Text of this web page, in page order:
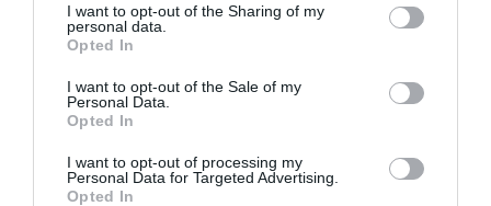
I want to opt-out of the Sharing of my
personal data.
Opted In
I want to opt-out of the Sale of my
Personal Data.
Opted In
I want to opt-out of processing my
Personal Data for Targeted Advertising.
Opted In
Enormes minucias